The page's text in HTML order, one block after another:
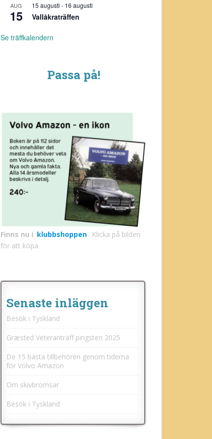
AUG
15
15 augusti - 16 augusti
Vallåkraträffen
Se träffkalendern
Passa på!
Finns nu i klubbshoppen . Klicka på bilden
för att köpa
Senaste inläggen
Besök i Tyskland
Græsted Veteranträff pingsten 2025
De 15 bästa tillbehören genom tiderna
för Volvo Amazon
Om skivbromsar
Besök i Tyskland